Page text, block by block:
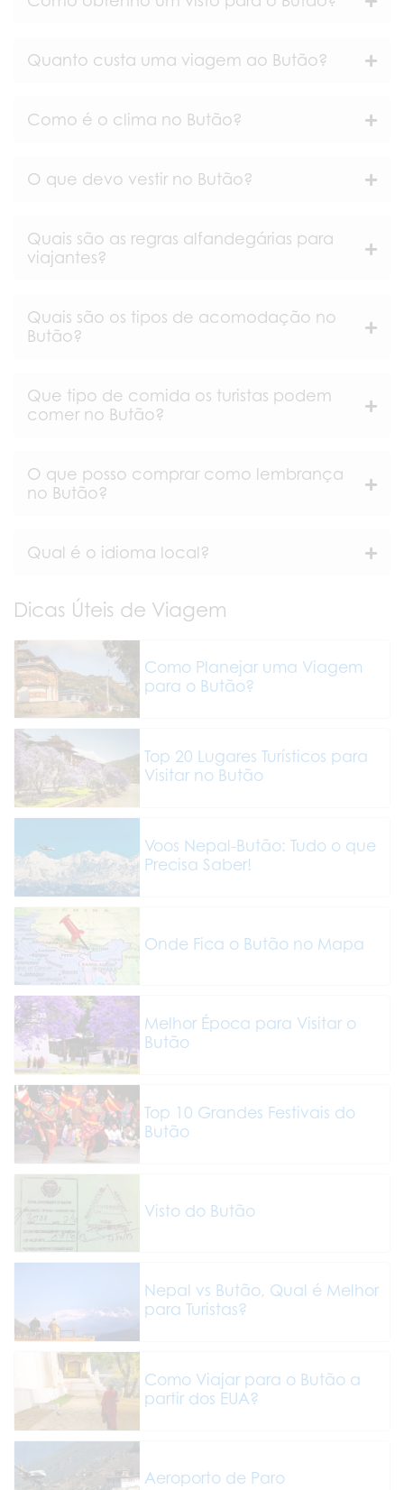
Quanto custa uma viagem ao Butão?
Como é o clima no Butão?
O que devo vestir no Butão?
Quais são as regras alfandegárias para
viajantes?
Quais são os tipos de acomodação no
Butão?
Que tipo de comida os turistas podem
comer no Butão?
O que posso comprar como lembrança
no Butão?
Qual é o idioma local?
Dicas Úteis de Viagem
Como Planejar uma Viagem
para o Butão?
Top 20 Lugares Turísticos para
Visitar no Butão
Voos Nepal-Butão: Tudo o que
Precisa Saber!
Onde Fica o Butão no Mapa
Melhor Época para Visitar o
Butão
Top 10 Grandes Festivais do
Butão
Visto do Butão
Nepal vs Butão, Qual é Melhor
para Turistas?
Como Viajar para o Butão a
partir dos EUA?
Aeroporto de Paro